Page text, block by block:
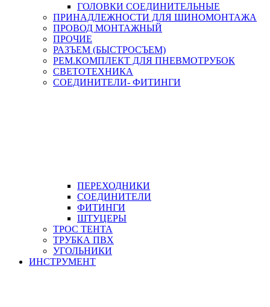
ГОЛОВКИ СОЕДИНИТЕЛЬНЫЕ
ПРИНАДЛЕЖНОСТИ ДЛЯ ШИНОМОНТАЖА
ПРОВОД МОНТАЖНЫЙ
ПРОЧИЕ
РАЗЪЕМ (БЫСТРОСЪЕМ)
РЕМ.КОМПЛЕКТ ДЛЯ ПНЕВМОТРУБОК
СВЕТОТЕХНИКА
СОЕДИНИТЕЛИ- ФИТИНГИ
ПЕРЕХОДНИКИ
СОЕДИНИТЕЛИ
ФИТИНГИ
ШТУЦЕРЫ
ТРОС ТЕНТА
ТРУБКА ПВХ
УГОЛЬНИКИ
ИНСТРУМЕНТ